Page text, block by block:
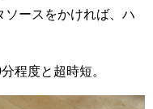
ソースをかければ、ハ
程度と超時短。